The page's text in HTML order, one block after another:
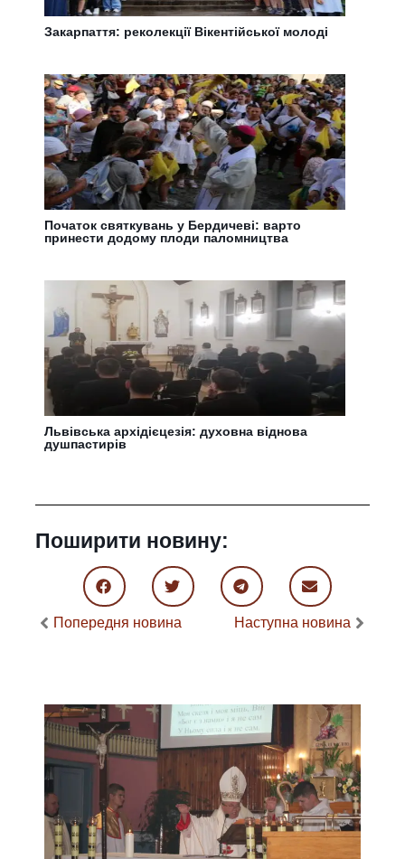
Закарпаття: реколекції Вікентійської молоді
Початок святкувань у Бердичеві: варто
принести додому плоди паломництва
Львівська архідієцезія: духовна віднова
душпастирів
Поширити новину:
Попередня новина Наступна новина